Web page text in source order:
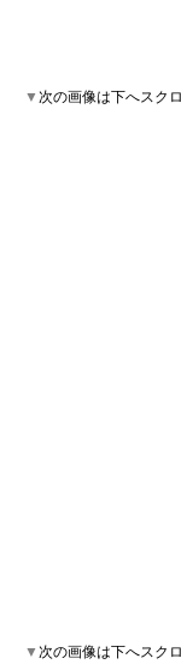
▼次の画像は下へスク
▼次の画像は下へスク